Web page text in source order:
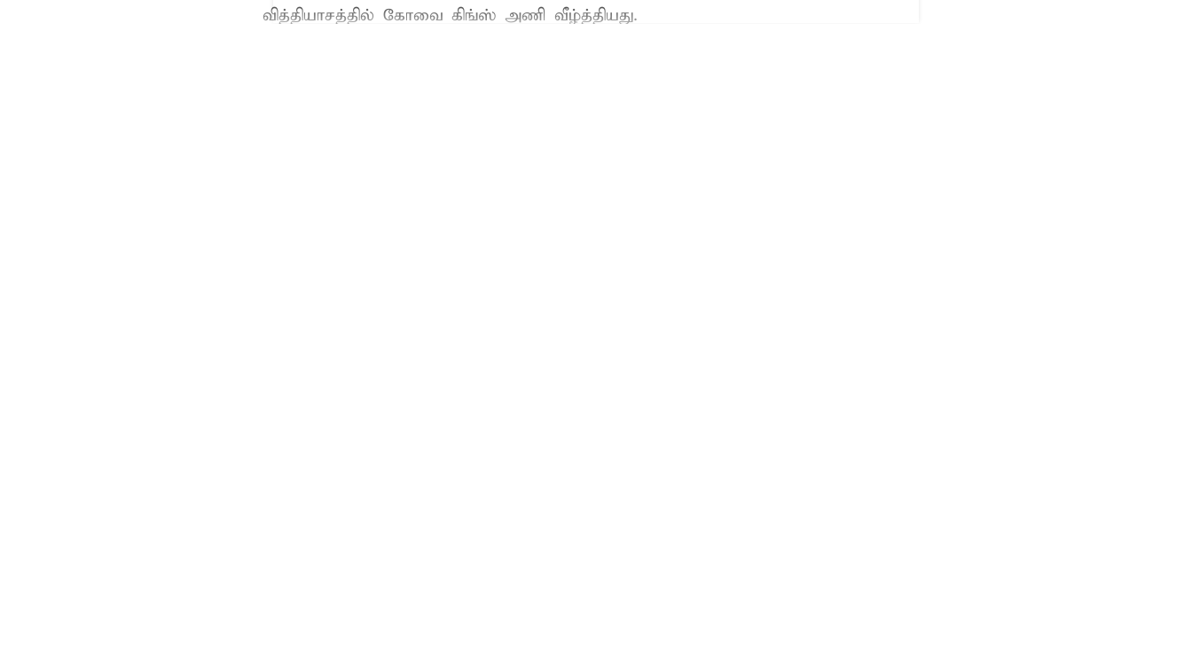
வித்தியாசத்தில் கோவை கிங்ஸ் அணி வீழ்த்தியது.